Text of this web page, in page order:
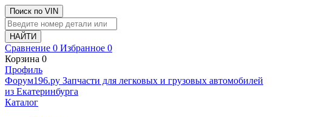
Поиск по VIN
Сравнение 0 Избранное 0
Корзина 0
Профиль
Фoрум196.ру Запчасти для легковых и грузовых автомобилей
из Екатеринбурга
Каталог